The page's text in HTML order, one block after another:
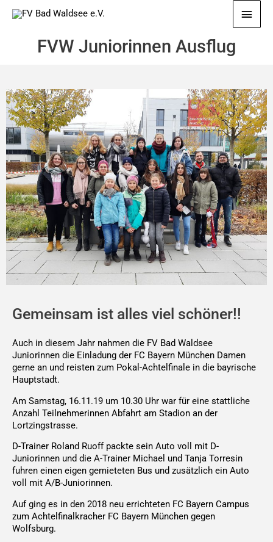
Inhalt
FVW Juniorinnen Ausflug
Gemeinsam ist alles viel schöner!!
Auch in diesem Jahr nahmen die FV Bad Waldsee
Juniorinnen die Einladung der FC Bayern München Damen
gerne an und reisten zum Pokal-Achtelfinale in die bayrische
Hauptstadt.
Am Samstag, 16.11.19 um 10.30 Uhr war für eine stattliche
Anzahl Teilnehmerinnen Abfahrt am Stadion an der
Lortzingstrasse.
D-Trainer Roland Ruoff packte sein Auto voll mit D-
Juniorinnen und die A-Trainer Michael und Tanja Torresin
fuhren einen eigen gemieteten Bus und zusätzlich ein Auto
voll mit A/B-Juniorinnen.
Auf ging es in den 2018 neu errichteten FC Bayern Campus
zum Achtelfinalkracher FC Bayern München gegen
Wolfsburg.